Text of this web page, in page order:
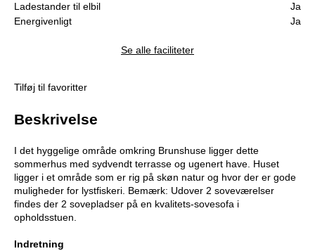
Ladestander til elbil
Ja
Energivenligt
Ja
Se alle faciliteter
Tilføj til favoritter
Beskrivelse
I det hyggelige område omkring Brunshuse ligger dette
sommerhus med sydvendt terrasse og ugenert have. Huset
ligger i et område som er rig på skøn natur og hvor der er gode
muligheder for lystfiskeri. Bemærk: Udover 2 soveværelser
findes der 2 sovepladser på en kvalitets-sovesofa i
opholdsstuen.
Indretning